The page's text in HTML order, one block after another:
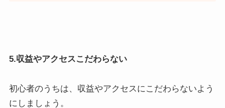
5.収益やアクセスこだわらない
初心者のうちは、収益やアクセスにこだわらないよう
にしましょう。